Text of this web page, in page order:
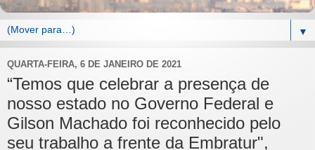
▼
QUARTA-FEIRA, 6 DE JANEIRO DE 2021
“Temos que celebrar a presença de
nosso estado no Governo Federal e
Gilson Machado foi reconhecido pelo
seu trabalho a frente da Embratur",